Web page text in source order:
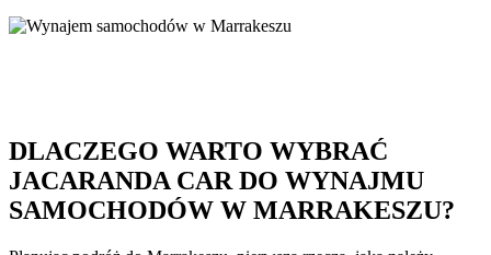
DLACZEGO WARTO WYBRAĆ
JACARANDA CAR DO WYNAJMU
SAMOCHODÓW W MARRAKESZU?